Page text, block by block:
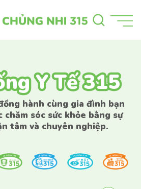
Y Tế 315
Y Tế 315
hành cùng gia đình bạn
sóc sức khỏe bằng sự
tâm và chuyên nghiệp.